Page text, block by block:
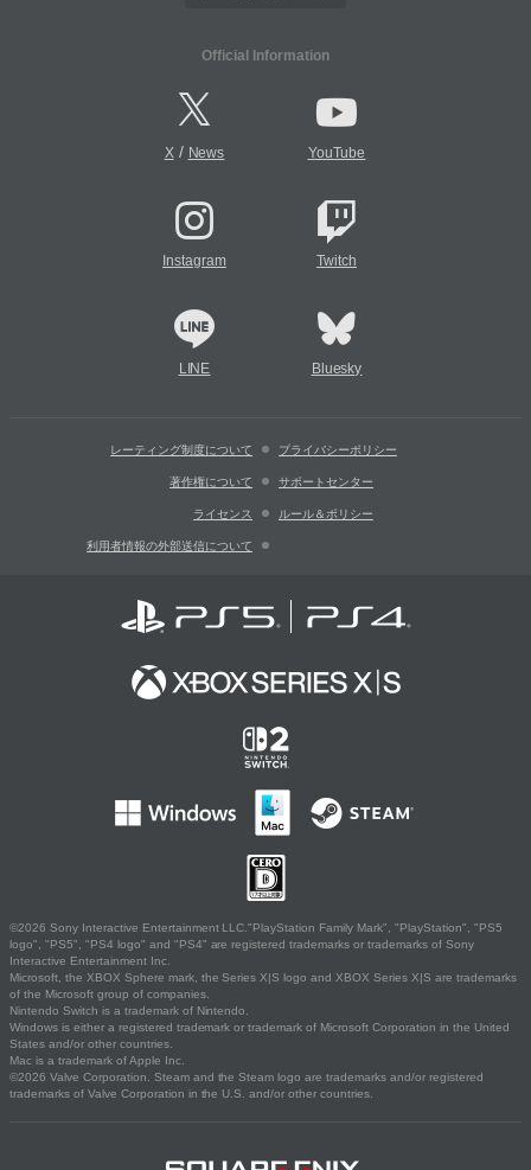
Official Information
X/ News YouTube
Instagram Twitch
LINE Bluesky
レーティング制度について プライバシーポリシー
著作権について サポートセンター
ライセンス ルール＆ポリシー
利用者情報の外部送信について
©2026 Sony Interactive Entertainment LLC."PlayStation Family Mark", "PlayStation", "PS5
logo", "PS5", "PS4 logo" and "PS4" are registered trademarks or trademarks of Sony
Interactive Entertainment Inc.
Microsoft, the XBOX Sphere mark, the Series X|S logo and XBOX Series X|S are trademarks
of the Microsoft group of companies.
Nintendo Switch is a trademark of Nintendo.
Windows is either a registered trademark or trademark of Microsoft Corporation in the United
States and/or other countries.
Mac is a trademark of Apple Inc.
©2026 Valve Corporation. Steam and the Steam logo are trademarks and/or registered
trademarks of Valve Corporation in the U.S. and/or other countries.